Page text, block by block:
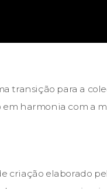
transição para a
harmonia com a
criação elaborado